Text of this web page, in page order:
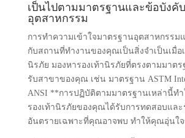
เป็นไปตามมาตรฐานและข้อบังคั
อุตสาหกรรม
การทําความเข้าใจมาตรฐานอุตสาหกรรม
กับสถานที่ทํางานของคุณเป็นสิ่งจําเป็นเมื่อเ
นิรภัย มองหารองเท้านิรภัยที่ตรงตามมาต
รับสาขาของคุณ เช่น มาตรฐาน ASTM
ANSI **การปฏิบัติตามมาตรฐานเหล่านี้ทํา
รองเท้านิรภัยของคุณได้รับการทดสอบและ
อันตรายเฉพาะที่คุณอาจพบ ทําให้คุณอุ่นใ